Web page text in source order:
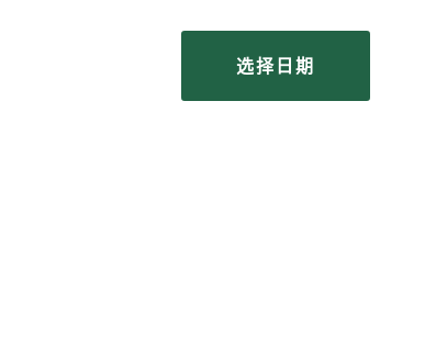
选择日期